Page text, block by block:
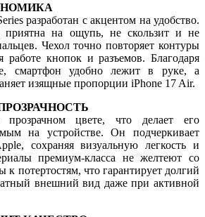
разработан с акцентом на удобство.
приятна на ощупь, не скользит и не
Чехол точно повторяет контуры
работе кнопок и разъемов. Благодаря
смартфон удобно лежит в руке, а
изящные пропорции iPhone 17 Air.
цвете, что делает его
на устройстве. Он подчеркивает
сохраняя визуальную легкость и
премиум-класса не желтеют со
к потертостям, что гарантирует долгий
внешний вид даже при активной